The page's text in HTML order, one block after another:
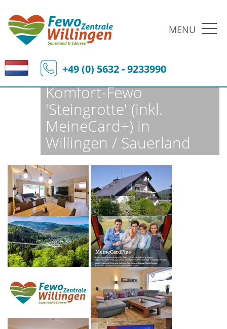
MENU
+49 (0) 5632 - 9233990
Fewo-Zentrale Willingen Ferienobjekte Fewo-Details
Komfort-Fewo
'Steingrotte' (inkl.
MeineCard+) in
Willingen / Sauerland